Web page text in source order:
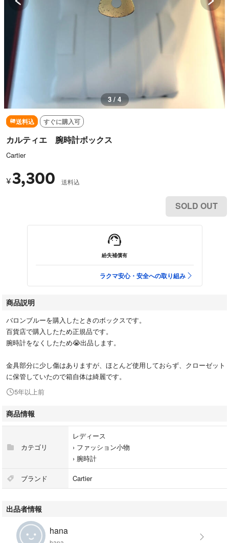
3 / 4
送料込 すぐに購入可
カルティエ 腕時計ボックス
Cartier
¥3,300 送料込
SOLD OUT
紛失補償有
ラクマ安心・安全への取り組み
商品説明
バロンブルーを購入したときのボックスです。
百貨店で購入したため正規品です。
腕時計をなくしたため😭出品します。
金具部分に少し傷はありますが、ほとんど使用しておらず、クローゼット
に保管していたので箱自体は綺麗です。
5年以上前
商品情報
カテゴリ
レディース
› ファッション小物
› 腕時計
ブランド Cartier
出品者情報
hana